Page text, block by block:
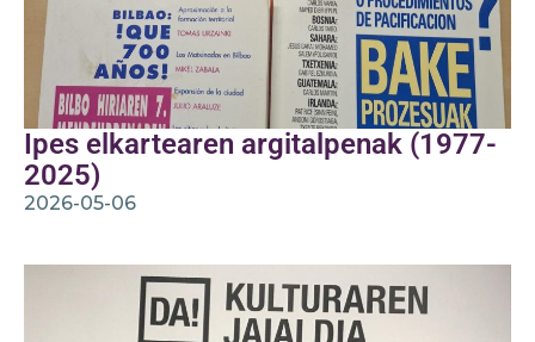
Ipes elkartearen argitalpenak (1977-
2025)
2026-05-06